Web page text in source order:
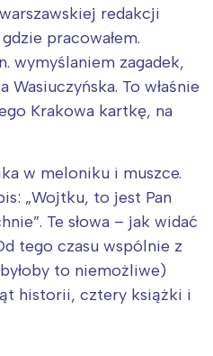
redakcji
pracowałem.
wymyślaniem zagadek,
To właśnie
Krakowa kartkę, na
w meloniku i muszce.
„Wojtku, to jest Pan
Te słowa – jak widać
tego czasu wspólnie z
to niemożliwe)
historii, cztery książki i